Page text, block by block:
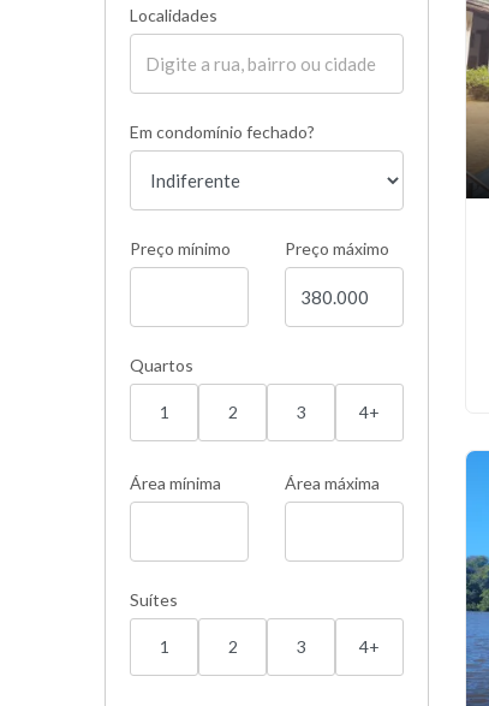
Localidades
Em condomínio fechado?
Preço mínimo Preço máximo
Quartos
1 2 3 4+
Área mínima Área máxima
Suítes
1 2 3 4+